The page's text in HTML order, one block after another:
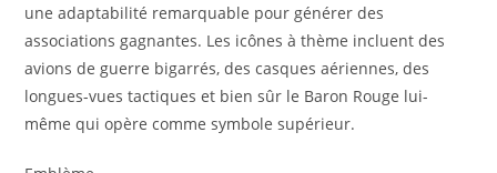
une adaptabilité remarquable pour générer des
associations gagnantes. Les icônes à thème incluent des
avions de guerre bigarrés, des casques aériennes, des
longues-vues tactiques et bien sûr le Baron Rouge lui-
même qui opère comme symbole supérieur.